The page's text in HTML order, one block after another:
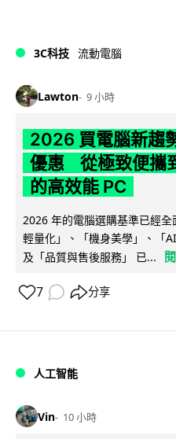
3C科技 流動電腦
Lawton 9 小時
2026 買電腦新趨
優惠 從極致便攜
的高效能 PC
2026 年的電腦選購基準已經
輕量化」、「機身美學」、「
及「品質與售後服務」 已...
7 分享
人工智能
Vin 10 小時